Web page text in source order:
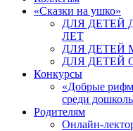
«Сказки на ушко»
ДЛЯ ДЕТЕЙ
ЛЕТ
ДЛЯ ДЕТЕЙ
ДЛЯ ДЕТЕЙ
Конкурсы
«Добрые
среди
Родителям
Онлайн-